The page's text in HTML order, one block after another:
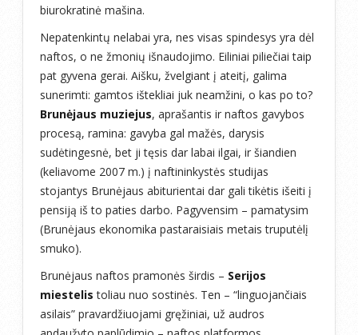
biurokratinė mašina.
Nepatenkintų nelabai yra, nes visas spindesys yra dėl
naftos, o ne žmonių išnaudojimo. Eiliniai piliečiai taip
pat gyvena gerai. Aišku, žvelgiant į ateitį, galima
sunerimti: gamtos ištekliai juk neamžini, o kas po to?
Brunėjaus muziejus, aprašantis ir naftos gavybos
procesą, ramina: gavyba gal mažės, darysis
sudėtingesnė, bet ji tęsis dar labai ilgai, ir šiandien
(keliavome 2007 m.) į naftininkystės studijas
stojantys Brunėjaus abiturientai dar gali tikėtis išeiti į
pensiją iš to paties darbo. Pagyvensim – pamatysim
(Brunėjaus ekonomika pastaraisiais metais truputėlį
smuko).
Brunėjaus naftos pramonės širdis – Serijos
miestelis toliau nuo sostinės. Ten – “linguojančiais
asilais” pravardžiuojami gręžiniai, už audros